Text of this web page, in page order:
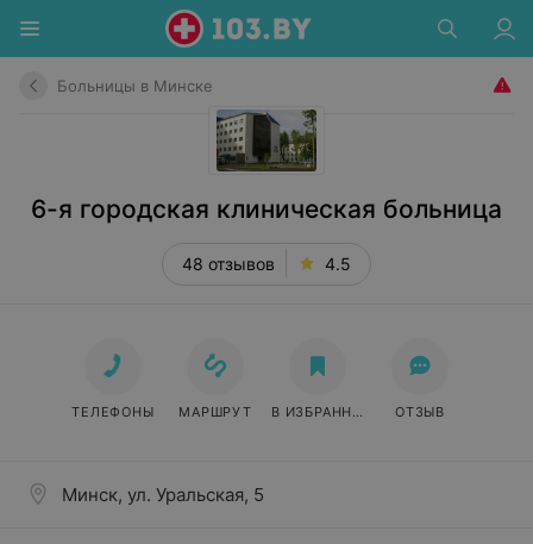
Больницы в Минске
6-я городская клиническая больница
48 отзывов 4.5
Минск, ул. Уральская, 5
ТЕЛЕФОНЫ МАРШРУТ В ИЗБРАННОЕ ОТЗЫВ